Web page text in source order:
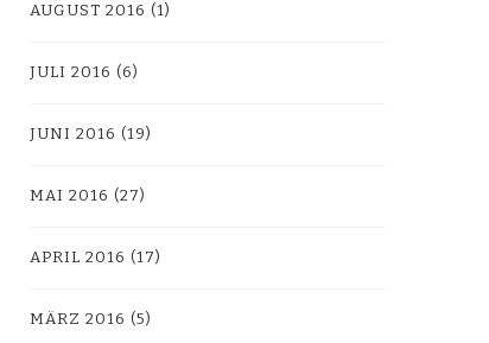
AUGUST 2016 (1)
JULI 2016 (6)
JUNI 2016 (19)
MAI 2016 (27)
APRIL 2016 (17)
MÄRZ 2016 (5)